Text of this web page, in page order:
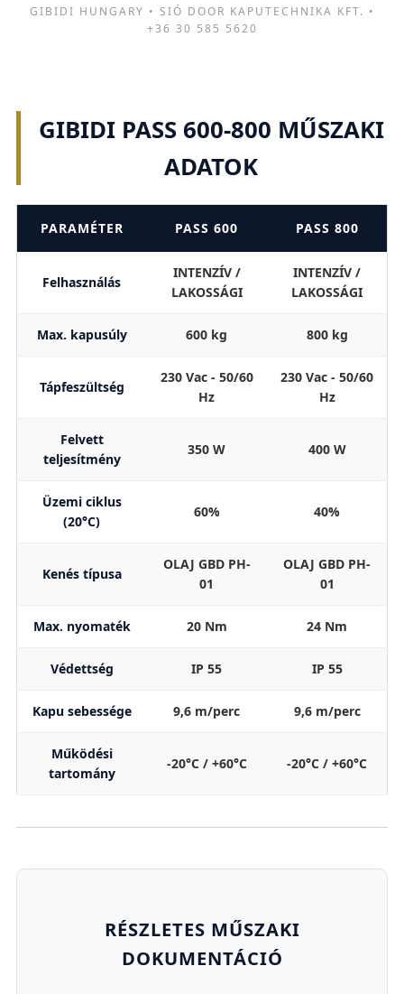
GIBIDI HUNGARY • SIÓ DOOR KAPUTECHNIKA KFT. •
+36 30 585 5620
GIBIDI PASS 600-800 MŰSZAKI
ADATOK
PARAMÉTER PASS 600 PASS 800
Felhasználás
INTENZÍV /
LAKOSSÁGI
INTENZÍV /
LAKOSSÁGI
Max. kapusúly 600 kg 800 kg
Tápfeszültség
230 Vac - 50/60
Hz
230 Vac - 50/60
Hz
Felvett
teljesítmény
350 W 400 W
Üzemi ciklus
(20°C)
60% 40%
Kenés típusa
OLAJ GBD PH-
01
OLAJ GBD PH-
01
Max. nyomaték 20 Nm 24 Nm
Védettség IP 55 IP 55
Kapu sebessége 9,6 m/perc 9,6 m/perc
Működési
tartomány
-20°C / +60°C -20°C / +60°C
RÉSZLETES MŰSZAKI
DOKUMENTÁCIÓ